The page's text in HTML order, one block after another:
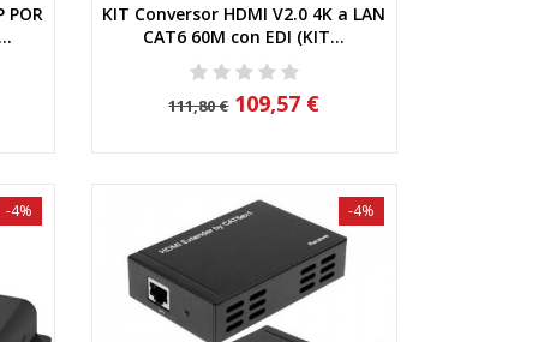
POR
Vista rápida
KIT Conversor HDMI V2.0 4K a LAN
CAT6 60M con EDI (KIT...
111,80 € 109,57 €
-4% -4%